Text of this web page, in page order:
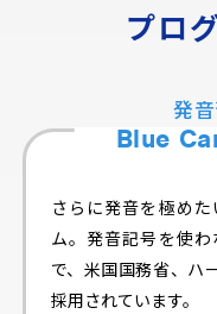
プロ
発
Blue
さらに発音を極め
ム。発音記号を使
で、米国国務省、ハ
採用されています。